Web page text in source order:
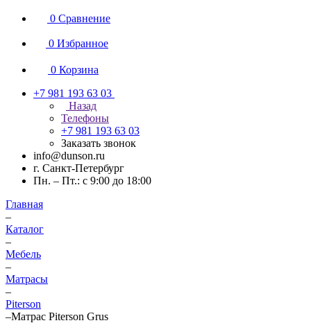
0 Сравнение
0 Избранное
0 Корзина
+7 981 193 63 03
Назад
Телефоны
+7 981 193 63 03
Заказать звонок
info@dunson.ru
г. Санкт-Петербург
Пн. – Пт.: с 9:00 до 18:00
Главная
–
Каталог
–
Мебель
–
Матрасы
–
Piterson
–Матрас Piterson Grus